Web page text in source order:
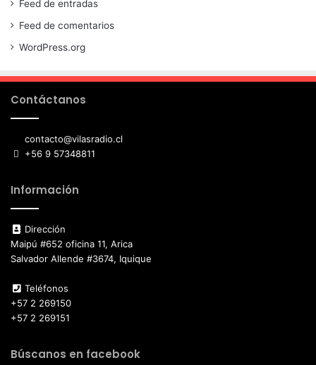
Feed de entradas
Feed de comentarios
WordPress.org
Contáctanos
contacto@vilasradio.cl
+56 9 57348811
Información
Dirección
Maipú #652 oficina 11, Arica
Salvador Allende #3674, Iquique
Teléfonos
+57 2 269150
+57 2 269151
Búscanos en facebook